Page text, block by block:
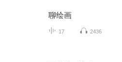
聊绘画
17 2436